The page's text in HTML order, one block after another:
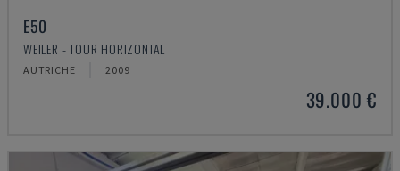
E50
WEILER - TOUR HORIZONTAL
AUTRICHE 2009
39.000 €